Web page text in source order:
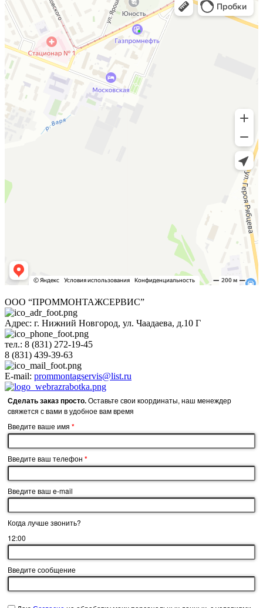
ООО “ПРОММОНТАЖСЕРВИС”
Адрес: г. Нижний Новгород, ул. Чаадаева, д.10 Г
тел.: 8 (831) 272-19-45
8 (831) 439-39-63
E-mail: prommontagservis@list.ru
Сделать заказ просто.Оставьте свои координаты, наш менеждер
cвяжется с вами в удобное вам время
Введите ваше имя *
Введите ваш телефон *
Введите ваш e-mail
Когда лучше звонить?
12:00
Введите сообщение